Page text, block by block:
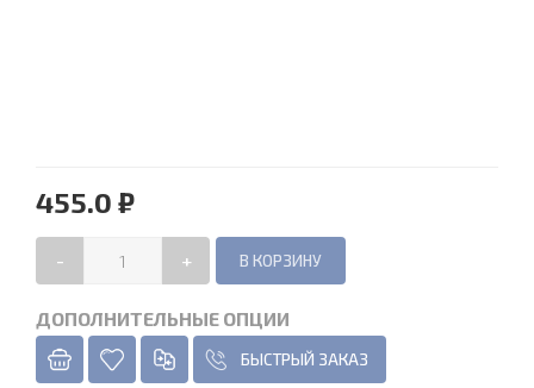
455.0 ₽
- +
ДОПОЛНИТЕЛЬНЫЕ ОПЦИИ
БЫСТРЫЙ ЗАКАЗ